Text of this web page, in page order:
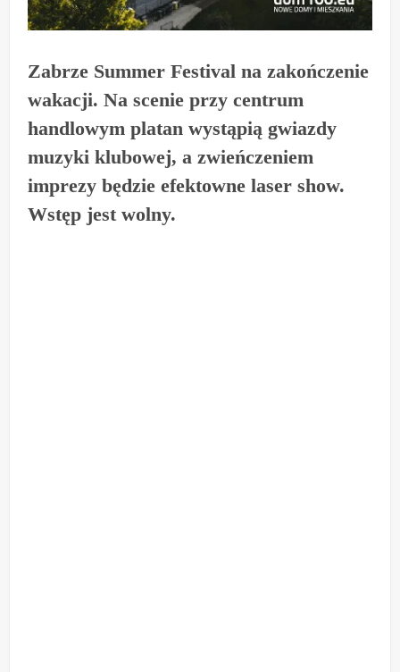
Zabrze Summer Festival na zakończenie
wakacji. Na scenie przy centrum
handlowym platan wystąpią gwiazdy
muzyki klubowej, a zwieńczeniem
imprezy będzie efektowne laser show.
Wstęp jest wolny.